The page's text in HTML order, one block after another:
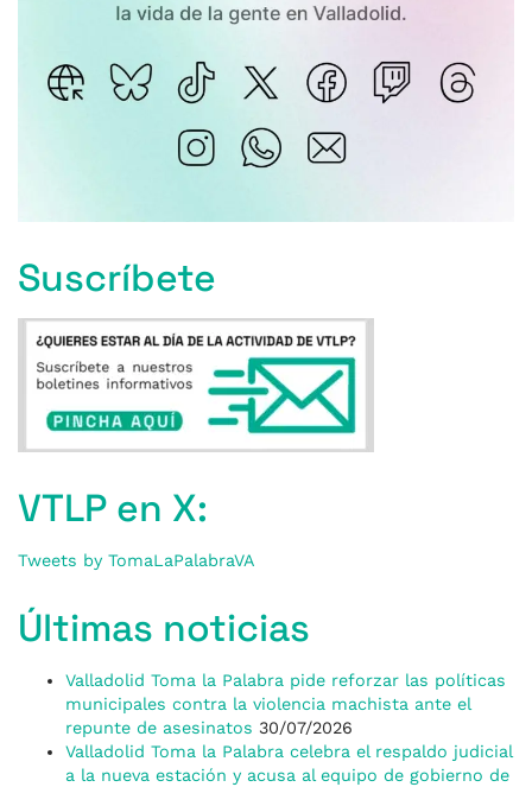
Suscríbete
VTLP en X:
Tweets by TomaLaPalabraVA
Últimas noticias
Valladolid Toma la Palabra pide reforzar las políticas
municipales contra la violencia machista ante el
repunte de asesinatos 30/07/2026
Valladolid Toma la Palabra celebra el respaldo judicial
a la nueva estación y acusa al equipo de gobierno de